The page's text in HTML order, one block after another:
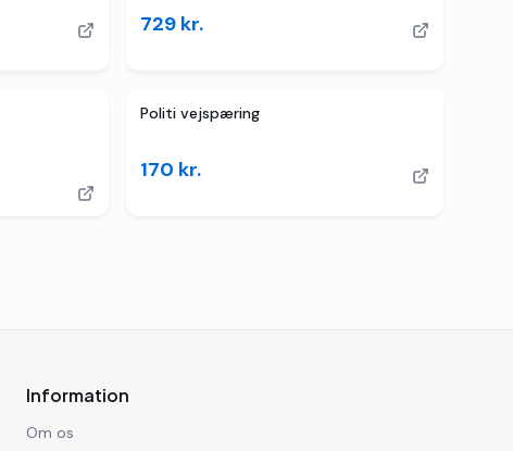
729 kr.
Politi vejspæring
170 kr.
Information
Om os